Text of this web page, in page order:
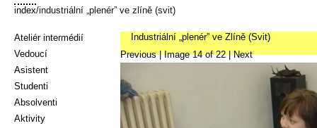
index/industriální „plenér” ve zlíně (svit)
Ateliér intermédií
Vedoucí
Asistent
Studenti
Absolventi
Aktivity
Industriální „plenér” ve Zlíně (Svit)
Previous| Image14of22|Next